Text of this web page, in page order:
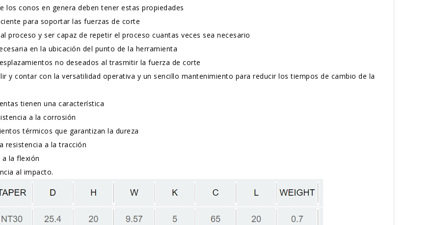
los conos en genera deben tener estas propiedades
para soportar las fuerzas de corte
proceso y ser capaz de repetir el proceso cuantas veces sea necesario
en la ubicación del punto de la herramienta
no deseados al trasmitir la fuerza de corte
y contar con la versatilidad operativa y un sencillo mantenimiento para reducir los tiempos de cambio de la
tienen una característica
a la corrosión
térmicos que garantizan la dureza
resistencia a la tracción
a la flexión
al impacto.